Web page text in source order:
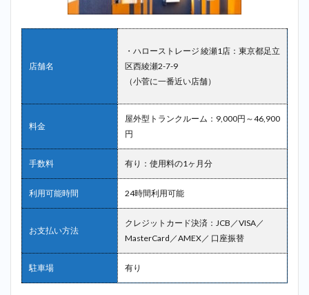
＿小
2.6
スペ
ース
2.7
7位：
AZUKEL（ア
ズケル）＿
小菅
2.8
8位：
店舗名
・ハローストレージ 綾瀬1店：東京都足立
区西綾瀬2-7-9
（小菅に一番近い店舗）
料金
屋外型トランクルーム： 9,000円～46,900
円
手数料 有り：使用料の1ヶ月分
利用可能時間 24時間利用可能
お支払い方法
クレジットカード決済：JCB／VISA／
MasterCard／AMEX／ 口座振替
駐車場 有り